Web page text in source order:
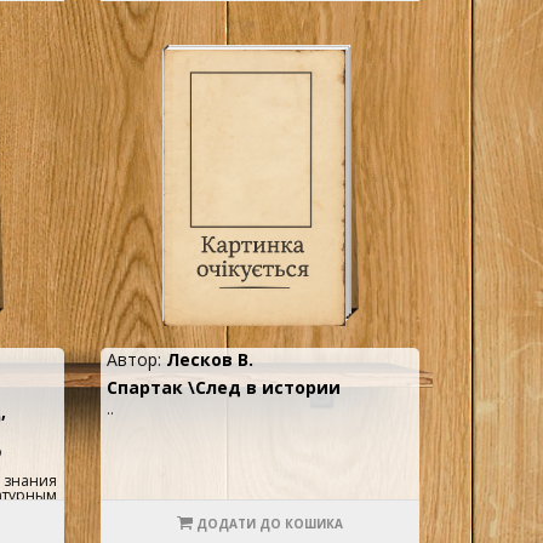
і
та
і
Генрі
Черчилля — фигуру бесспорно
выдающуюся...
н.э.,
Автор: Лесков В.
Спартак \След в истории
..
ДОДАТИ ДО КОШИКА